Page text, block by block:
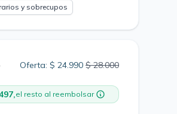
y sobrecupos
Oferta: $ 24.990 $ 28.000
el resto al reembolsar